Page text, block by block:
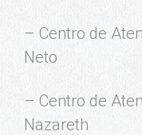
– Centro de
Neto
– Centro de
Nazareth